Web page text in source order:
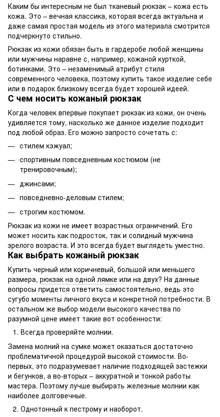
Каким бы интересным не был тканевый рюкзак – кожа есть
кожа. Это – вечная классика, которая всегда актуальна и
даже самая простая модель из этого материала смотрится
подчеркнуто стильно.
Рюкзак из кожи обязан быть в гардеробе любой женщины
или мужчины наравне с, например, кожаной курткой,
ботинками. Это – незаменимый атрибут стиля
современного человека, поэтому купить такое изделие себе
или в подарок близкому всегда будет хорошей идеей.
С чем носить кожаный рюкзак
Когда человек впервые покупает рюкзак из кожи, он очень
удивляется тому, насколько же данное изделие подходит
под любой образ. Его можно запросто сочетать с:
стилем кэжуал;
спортивным повседневным костюмом (не
тренировочным);
джинсами;
повседневно-деловым стилем;
строгим костюмом.
Рюкзак из кожи не имеет возрастных ограничений. Его
может носить как подросток, так и солидный мужчина
зрелого возраста. И это всегда будет выглядеть уместно.
Как выбрать кожаный рюкзак
Купить черный или коричневый, большой или меньшего
размера, рюкзак на одной лямке или на двух? На данные
вопросы придется ответить самостоятельно, ведь это
сугубо моменты личного вкуса и конкретной потребности. В
остальном же выбор модели высокого качества по
разумной цене имеет такие вот особенности:
Всегда проверяйте молнии.
Замена молний на сумке может оказаться достаточно
проблематичной процедурой высокой стоимости. Во-
первых, это подразумевает наличие подходящей застежки
и бегунков, а во-вторых – аккуратной и тонкой работы
мастера. Поэтому лучше выбирать железные молнии как
наиболее долговечные.
Однотонный к пестрому и наоборот.